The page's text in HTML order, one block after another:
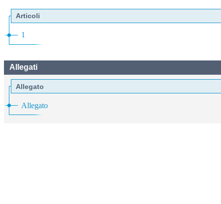
Articoli
1
Allegati
Allegato
Allegato